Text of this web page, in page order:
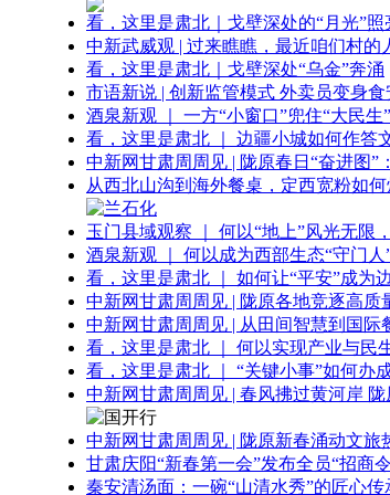
看，这里是肃北｜戈壁深处的“月光”
中新武威观 | 过来瞧瞧，最近咱们村的
看，这里是肃北｜戈壁深处“乌金”奔涌
市语新说 | 创新监管模式 外卖员变身食
酒泉新观 ｜ 一方“小窗口”兜住“大民生”
看，这里是肃北 ｜ 边疆小城如何作答
中新网甘肃周周见 | 陇原春日“奋进图”
从西北山沟到海外餐桌，定西宽粉如何
玉门县域观察 ｜ 何以“地上”风光无限
酒泉新观 ｜ 何以成为西部生态“守门人
看，这里是肃北 ｜ 如何让“平安”成为
中新网甘肃周周见 | 陇原各地竞逐高质
中新网甘肃周周见 | 从田间智慧到国际
看，这里是肃北 ｜ 何以实现产业与民
看，这里是肃北 ｜ “关键小事”如何办
中新网甘肃周周见 | 春风拂过黄河岸
中新网甘肃周周见 | 陇原新春涌动文旅
甘肃庆阳“新春第一会”发布全员“招商
秦安清汤面：一碗“山清水秀”的匠心传